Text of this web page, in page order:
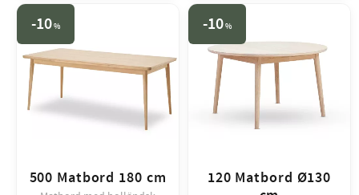
500 Matbord 180 cm
10%
120 Matbord Ø130
10%